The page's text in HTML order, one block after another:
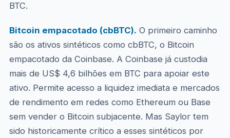
BTC.
Bitcoin empacotado (cbBTC). O primeiro caminho
são os ativos sintéticos como cbBTC, o Bitcoin
empacotado da Coinbase. A Coinbase já custodia
mais de US$ 4,6 bilhões em BTC para apoiar este
ativo. Permite acesso a liquidez imediata e mercados
de rendimento em redes como Ethereum ou Base
sem vender o Bitcoin subjacente. Mas Saylor tem
sido historicamente crítico a esses sintéticos por